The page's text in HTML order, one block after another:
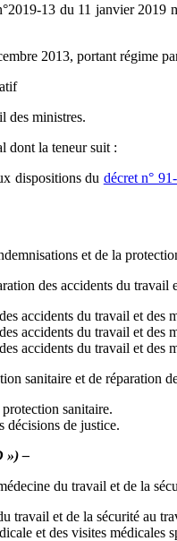
13 du 11 janvier 2019
2013, portant régime
des ministres.
dont la teneur suit :
dispositions du décret n°
et de la
des accidents du travail
accidents du travail et des
accidents du travail et des
accidents du travail et des
sanitaire et de réparation
sanitaire.
décisions de justice.
») –
du travail et de la
travail et de la sécurité au
et des visites médicales